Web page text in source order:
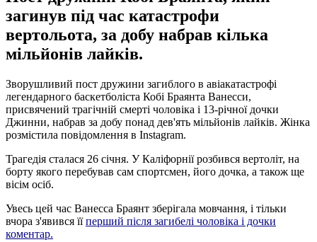
загинув під час катастрофи
вертольота, за добу набрав кілька
мільйонів лайків.
Зворушливий пост дружини загиблого в авіакатастрофі
легендарного баскетболіста Кобі Браянта Ванесси,
присвячений трагічній смерті чоловіка і 13-річної дочки
Джинни, набрав за добу понад дев'ять мільйонів лайків. Жінка
розмістила повідомлення в Instagram.
Трагедія сталася 26 січня. У Каліфорнії розбився вертоліт, на
борту якого перебував сам спортсмен, його дочка, а також ще
вісім осіб.
Увесь цей час Ванесса Браянт зберігала мовчання, і тільки
вчора з'явився їїперший після загибелі чоловіка і дочки
коментар.